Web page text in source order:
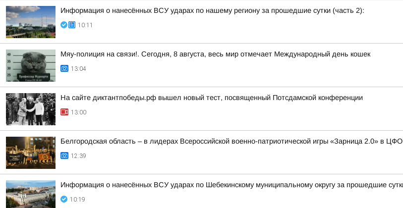
Информация о нанесённых ВСУ ударах по нашему региону за прошедшие сутки (часть 2):
10:11
Мяу-полиция на связи!. Сегодня, 8 августа, весь мир отмечает Международный день кошек
13:04
На сайте диктантпобеды.рф вышел новый тест, посвященный Потсдамской конференции
13:00
Белгородская область – в лидерах Всероссийской военно-патриотической игры «Зарница 2.0» в ЦФО
12:39
Информация о нанесённых ВСУ ударах по Шебекинскому муниципальному округу за прошедшие
10:19